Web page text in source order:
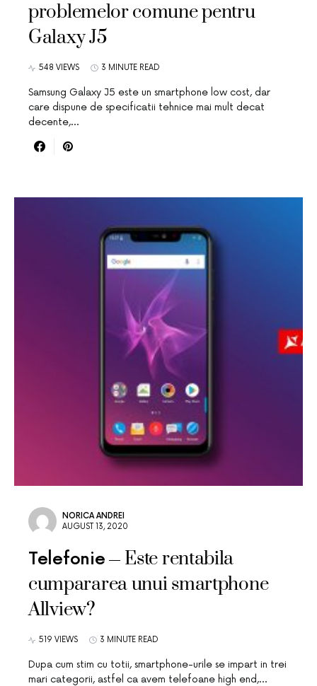
problemelor comune pentru
Galaxy J5
548 VIEWS 3 MINUTE READ
Samsung Galaxy J5 este un smartphone low cost, dar
care dispune de specificatii tehnice mai mult decat
decente,…
NORICA ANDREI
AUGUST 13, 2020
Telefonie
Este rentabila
cumpararea unui smartphone
Allview?
519 VIEWS 3 MINUTE READ
Dupa cum stim cu totii, smartphone-urile se impart in trei
mari categorii, astfel ca avem telefoane high end,…